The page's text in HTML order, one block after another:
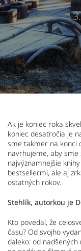
Ak je koniec roka
koniec desaťročia je
sme takmer na konci
navrhujeme, aby
najvýznamnejšie
bestsellermi, ale aj
ostatných rokov.
Stehlík, autorkou je
Kto povedal, že
času? Od svojho
ďaleko: od